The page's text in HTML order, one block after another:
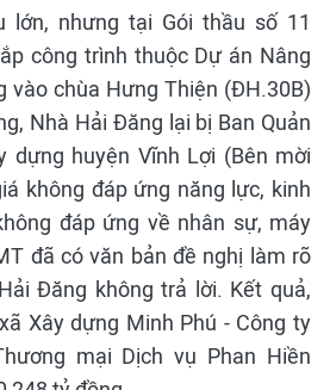
lớn, nhưng tại Gói thầu số 11
công trình thuộc Dự án Nâng
vào chùa Hưng Thiện (ĐH.30B)
Nhà Hải Đăng lại bị Ban Quản
dựng huyện Vĩnh Lợi (Bên mời
không đáp ứng năng lực, kinh
đáp ứng về nhân sự, máy
đã có văn bản đề nghị làm rõ
Đăng không trả lời. Kết quả,
Xây dựng Minh Phú - Công ty
mại Dịch vụ Phan Hiền